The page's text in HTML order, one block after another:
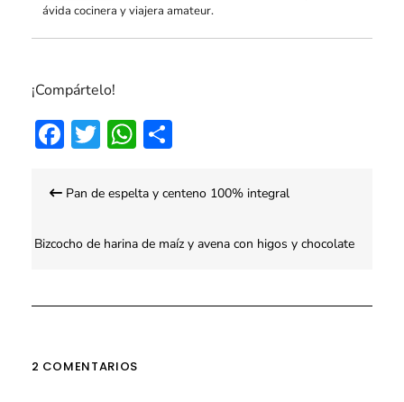
ávida cocinera y viajera amateur.
¡Compártelo!
Facebook
TwitterWhatsApp
Compartir
de Pan de espelta y centeno 100% integral
Bizcocho de harina de maíz y avena con higos y chocolate
2 COMENTARIOS